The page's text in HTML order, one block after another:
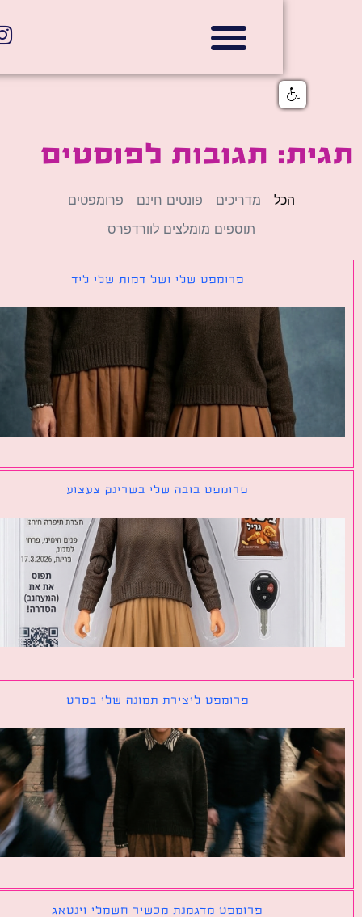
תגובות לפוסטים
מדריכים פונטים חינם
פרומפטים
תוספים מומלצים לוורדפרס
פרומפט שלי ושל דמות שלי ליד
פרומפט בובה שלי בשרינק צעצוע
פרומפט ליצירת תמונה שלי בסרט
פרומפט מדגמנת מכשיר חשמלי וינטאג